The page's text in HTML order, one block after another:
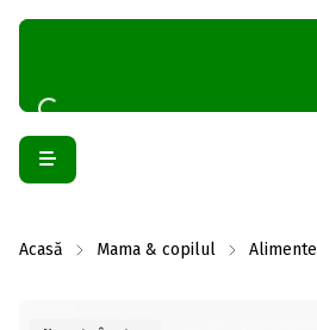
Acasă Mama & copilul